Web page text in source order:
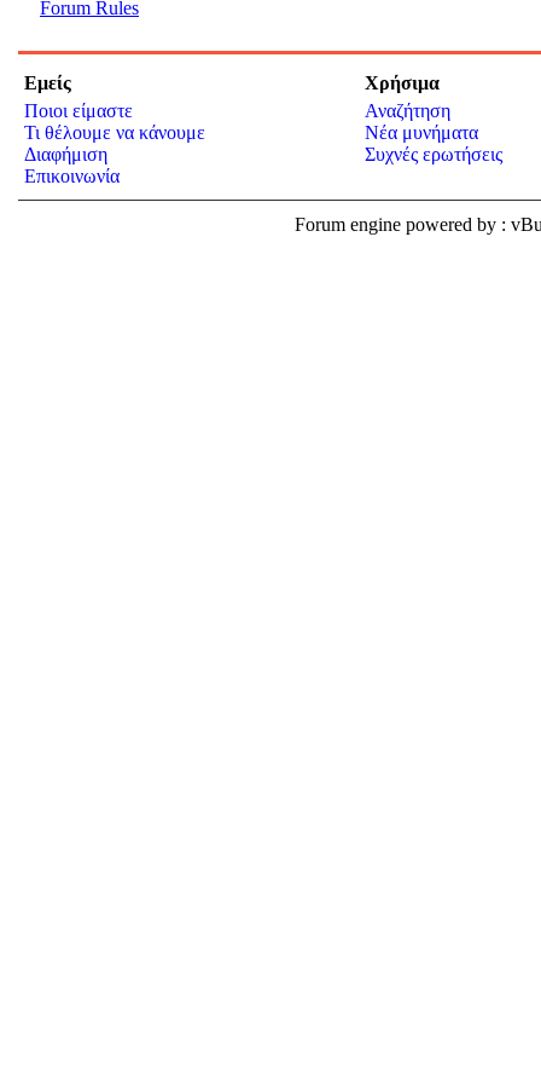
Forum Rules
Εμείς
Ποιοι είμαστε
Τι θέλουμε να κάνουμε
Διαφήμιση
Επικοινωνία
Χρήσιμα
Αναζήτηση
Νέα μυνήματα
Συχνές ερωτήσεις
Forum engine powered by :